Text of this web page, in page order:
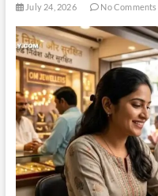
July 24, 2026 No Comments